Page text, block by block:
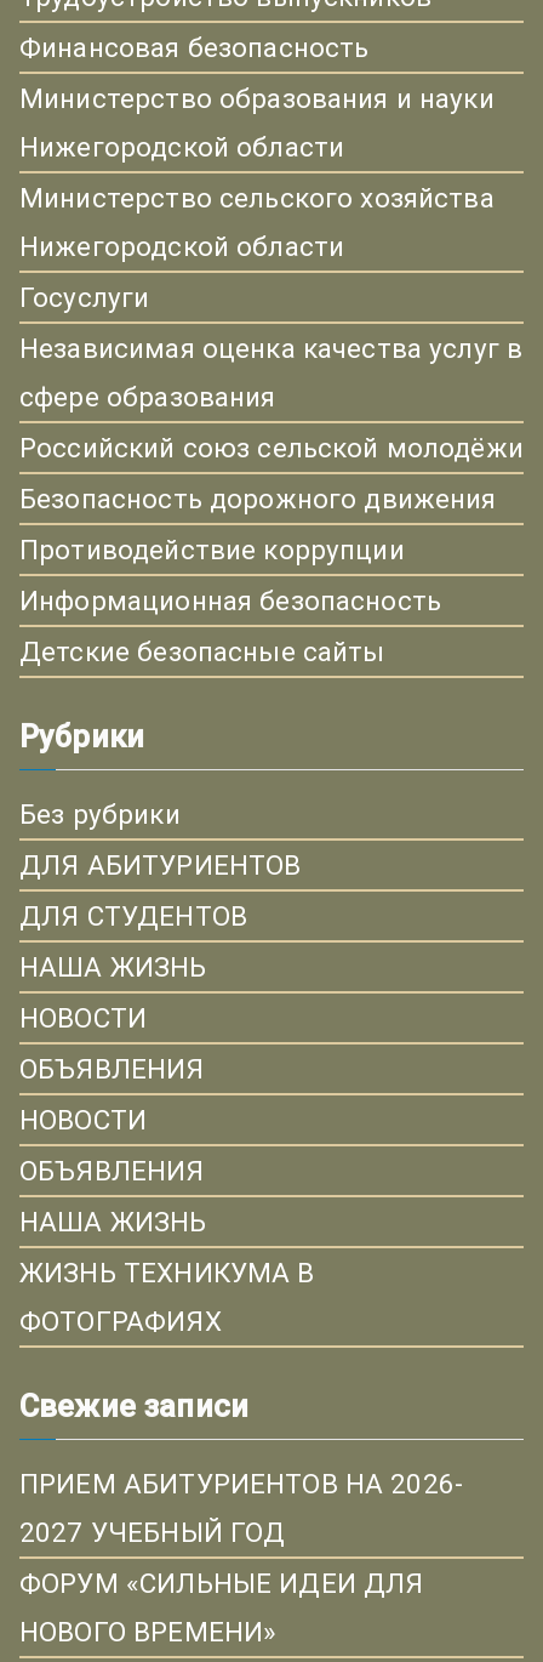
Финансовая безопасность
Министерство образования и науки
Нижегородской области
Министерство сельского хозяйства
Нижегородской области
Госуслуги
Независимая оценка качества услуг в
сфере образования
Российский союз сельской молодёжи
Безопасность дорожного движения
Противодействие коррупции
Информационная безопасность
Детские безопасные сайты
Рубрики
Без рубрики
ДЛЯ АБИТУРИЕНТОВ
ДЛЯ СТУДЕНТОВ
НАША ЖИЗНЬ
НОВОСТИ
ОБЪЯВЛЕНИЯ
НОВОСТИ
ОБЪЯВЛЕНИЯ
НАША ЖИЗНЬ
ЖИЗНЬ ТЕХНИКУМА В
ФОТОГРАФИЯХ
Свежие записи
ПРИЕМ АБИТУРИЕНТОВ НА 2026-
2027 УЧЕБНЫЙ ГОД
ФОРУМ «СИЛЬНЫЕ ИДЕИ ДЛЯ
НОВОГО ВРЕМЕНИ»